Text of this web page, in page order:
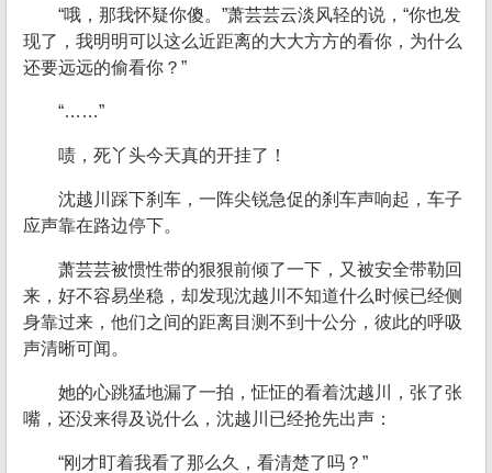
“哦，那我怀疑你傻。”萧芸芸云淡风轻的说，“你也发
现了，我明明可以这么近距离的大大方方的看你，为什么
还要远远的偷看你？”
“……”
啧，死丫头今天真的开挂了！
沈越川踩下刹车，一阵尖锐急促的刹车声响起，车子
应声靠在路边停下。
萧芸芸被惯性带的狠狠前倾了一下，又被安全带勒回
来，好不容易坐稳，却发现沈越川不知道什么时候已经侧
身靠过来，他们之间的距离目测不到十公分，彼此的呼吸
声清晰可闻。
她的心跳猛地漏了一拍，怔怔的看着沈越川，张了张
嘴，还没来得及说什么，沈越川已经抢先出声：
“刚才盯着我看了那么久，看清楚了吗？”